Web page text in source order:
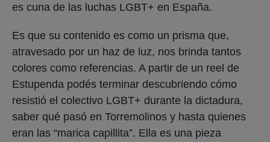
es cuna de las luchas LGBT+ en España.
Es que su contenido es como un prisma que,
atravesado por un haz de luz, nos brinda tantos
colores como referencias. A partir de un reel de
Estupenda podés terminar descubriendo cómo
resistió el colectivo LGBT+ durante la dictadura,
saber qué pasó en Torremolinos y hasta quienes
eran las “marica capillita”. Ella es una pieza